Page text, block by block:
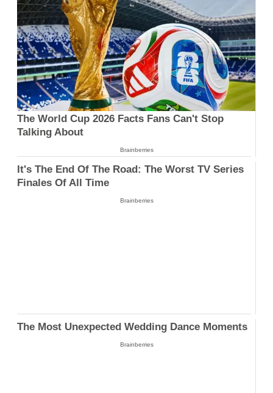
The World Cup 2026 Facts Fans Can't Stop
Talking About
Brainberries
It's The End Of The Road: The Worst TV Series
Finales Of All Time
Brainberries
The Most Unexpected Wedding Dance Moments
Brainberries